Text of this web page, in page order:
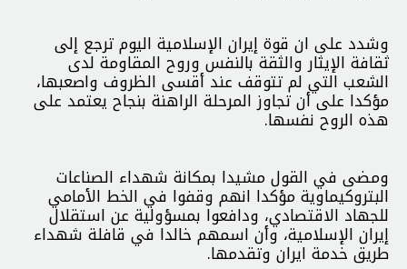
وشدد على ان قوة إيران الإسلامية اليوم ترجع إلى
ثقافة الإيثار والثقة بالنفس وروح المقاومة لدى
الشعب التي لم تتوقف عند أقسى الظروف واصعبها،
مؤكدا على أن تجاوز المرحلة الراهنة بنجاح يعتمد على
هذه الروح نفسها.
ومضى في القول مشيدا بمكانة شهداء الصناعات
البتروكيماوية مؤكدا انهم وقفوا في الخط الأمامي
للجهاد الاقتصادي، ودافعوا بمسؤولية عن استقلال
إيران الإسلامية، وأن اسمهم خالدا في قافلة شهداء
طريق خدمة ايران وتقدمها.